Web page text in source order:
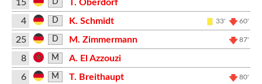
15
D
T. Oberdorf
4
D K. Schmidt 33' 60'
25 D M. Zimmermann 87'
8 M
A. El Azzouzi
6
M T. Breithaupt 80'